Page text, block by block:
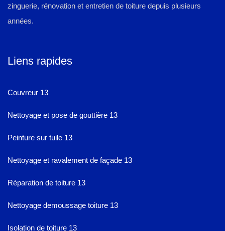
zinguerie, rénovation et entretien de toiture depuis plusieurs
années.
Liens rapides
Couvreur 13
Nettoyage et pose de gouttière 13
Peinture sur tuile 13
Nettoyage et ravalement de façade 13
Réparation de toiture 13
Nettoyage demoussage toiture 13
Isolation de toiture 13